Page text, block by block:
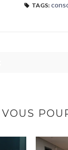
TAGS:
VOUS